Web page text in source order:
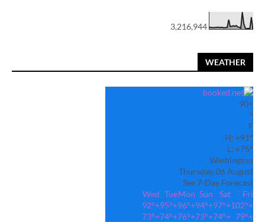
3,216,944
WEATHER
+
90
°
F
H: +91°
L: +75°
Washington
Thursday, 06 August
See 7-Day Forecast
Fri
Sat
Sun
Mon
Tue
Wed
+
102°
+
97°
+
94°
+
96°
+
95°
+
92°
+
79°
+
74°
+
73°
+
76°
+
74°
+
73°